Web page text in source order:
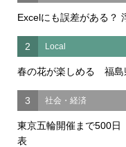
Excelにも誤差がある？
2 Local
春の花が楽しめる 福島
3 社会・経済
東京五輪開催まで500
表